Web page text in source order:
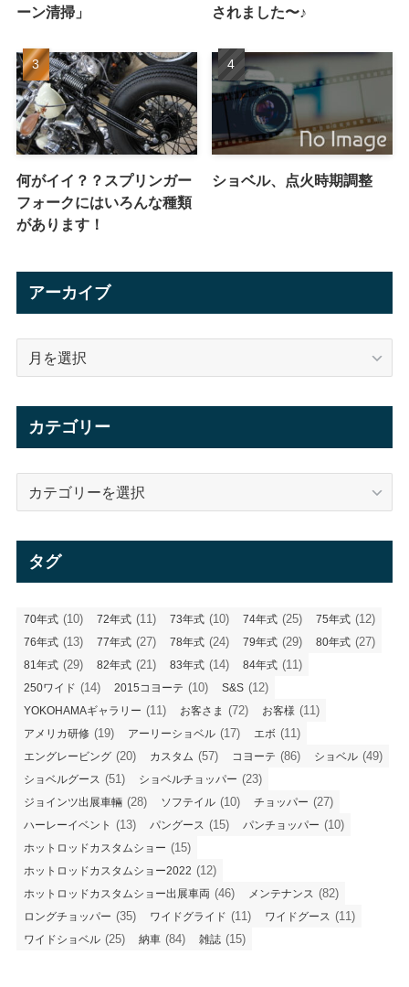
ーン清掃」
されました〜♪
何がイイ？？スプリンガー
フォークにはいろんな種類
があります！
ショベル、点火時期調整
アーカイブ
カテゴリー
タグ
70年式 (10) 72年式 (11) 73年式 (10) 74年式 (25) 75年式 (12)
76年式 (13) 77年式 (27) 78年式 (24) 79年式 (29) 80年式 (27)
81年式 (29) 82年式 (21) 83年式 (14) 84年式 (11)
250ワイド (14) 2015コヨーテ (10) S&S (12)
YOKOHAMAギャラリー (11) お客さま (72) お客様 (11)
アメリカ研修 (19) アーリーショベル (17) エボ (11)
エングレービング (20) カスタム (57) コヨーテ (86) ショベル (49)
ショベルグース (51) ショベルチョッパー (23)
ジョインツ出展車輛 (28) ソフテイル (10) チョッパー (27)
ハーレーイベント (13) パングース (15) パンチョッパー (10)
ホットロッドカスタムショー (15)
ホットロッドカスタムショー2022 (12)
ホットロッドカスタムショー出展車両 (46) メンテナンス (82)
ロングチョッパー (35) ワイドグライド (11) ワイドグース (11)
ワイドショベル (25) 納車 (84) 雑誌 (15)